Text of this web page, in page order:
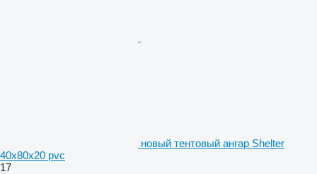
новый тентовый ангар Shelter
40x80x20 pvc
17